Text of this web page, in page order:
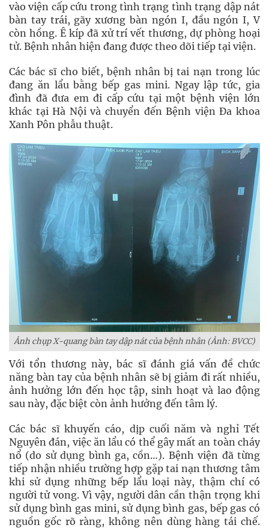
vào viện cấp cứu trong tình trạng tình trạng dập nát
bàn tay trái, gãy xương bàn ngón I, đầu ngón I, V
còn hồng. Ê kíp đã xử trí vết thương, dự phòng hoại
tử. Bệnh nhân hiện đang được theo dõi tiếp tại viện.
Các bác sĩ cho biết, bệnh nhân bị tai nạn trong lúc
đang ăn lẩu bằng bếp gas mini. Ngay lập tức, gia
đình đã đưa em đi cấp cứu tại một bệnh viện lớn
khác tại Hà Nội và chuyển đến Bệnh viện Đa khoa
Xanh Pôn phẫu thuật.
Ảnh chụp X-quang bàn tay dập nát của bệnh nhân (Ảnh: BVCC)
Với tổn thương này, bác sĩ đánh giá vấn đề chức
năng bàn tay của bệnh nhân sẽ bị giảm đi rất nhiều,
ảnh hưởng lớn đến học tập, sinh hoạt và lao động
sau này, đặc biệt còn ảnh hưởng đến tâm lý.
Các bác sĩ khuyến cáo, dịp cuối năm và nghỉ Tết
Nguyên đán, việc ăn lẩu có thể gây mất an toàn cháy
nổ (do sử dụng bình ga, cồn…). Bệnh viện đã từng
tiếp nhận nhiều trường hợp gặp tai nạn thương tâm
khi sử dụng những bếp lẩu loại này, thậm chí có
người tử vong. Vì vậy, người dân cần thận trọng khi
sử dụng bình gas mini, sử dụng bình gas, bếp gas có
nguồn gốc rõ ràng, không nên dùng hàng tái chế.